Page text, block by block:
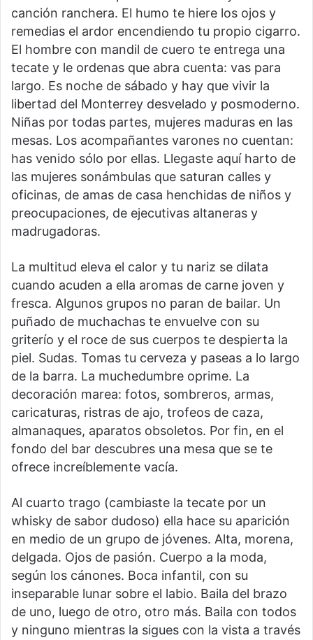
canción ranchera. El humo te hiere los ojos y
remedias el ardor encendiendo tu propio cigarro.
El hombre con mandil de cuero te entrega una
tecate y le ordenas que abra cuenta: vas para
largo. Es noche de sábado y hay que vivir la
libertad del Monterrey desvelado y posmoderno.
Niñas por todas partes, mujeres maduras en las
mesas. Los acompañantes varones no cuentan:
has venido sólo por ellas. Llegaste aquí harto de
las mujeres sonámbulas que saturan calles y
oficinas, de amas de casa henchidas de niños y
preocupaciones, de ejecutivas altaneras y
madrugadoras.
La multitud eleva el calor y tu nariz se dilata
cuando acuden a ella aromas de carne joven y
fresca. Algunos grupos no paran de bailar. Un
puñado de muchachas te envuelve con su
griterío y el roce de sus cuerpos te despierta la
piel. Sudas. Tomas tu cerveza y paseas a lo largo
de la barra. La muchedumbre oprime. La
decoración marea: fotos, sombreros, armas,
caricaturas, ristras de ajo, trofeos de caza,
almanaques, aparatos obsoletos. Por fin, en el
fondo del bar descubres una mesa que se te
ofrece increíblemente vacía.
Al cuarto trago (cambiaste la tecate por un
whisky de sabor dudoso) ella hace su aparición
en medio de un grupo de jóvenes. Alta, morena,
delgada. Ojos de pasión. Cuerpo a la moda,
según los cánones. Boca infantil, con su
inseparable lunar sobre el labio. Baila del brazo
de uno, luego de otro, otro más. Baila con todos
y ninguno mientras la sigues con la vista a través